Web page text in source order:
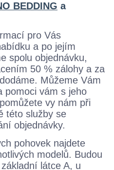
BEDDING a
pro Vás
a po jejím
spolu objednávku,
50 % zálohy a za
Můžeme Vám
pomoci vám s jeho
vy nám při
této služby se
objednávky.
pohovek najdete
modelů. Budou
látce A, u